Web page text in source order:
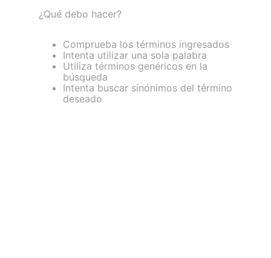
¿Qué debo hacer?
Comprueba los términos ingresados
Intenta utilizar una sola palabra
Utiliza términos genéricos en la
búsqueda
Intenta buscar sinónimos del término
deseado